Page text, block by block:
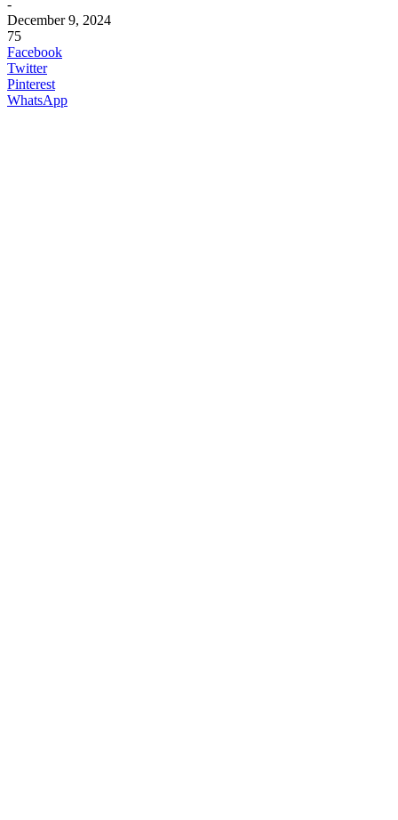
-
December 9, 2024
75
Facebook
Twitter
Pinterest
WhatsApp